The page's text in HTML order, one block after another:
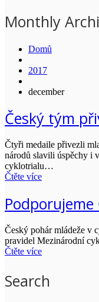
Monthly
Domů
2017
december
Český tým
Čtyři medaile přivezli
národů slavili úspěchy i
cyklotrialu…
Čtěte více
Český pohár mládeže v
pravidel Mezinárodní
Čtěte více
Search